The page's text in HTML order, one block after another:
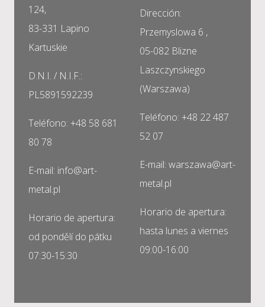
124,
83-331 Lapino
Kartuskie
D.N.I. / N.I.F.:
PL5891592239
Teléfono: +48 58 681
80 78
E-mail: info@art-
metal.pl
Horario de apertura:
od pondělí do pátku
07:30-15:30
Dirección:
Przemyslowa 6 ,
05-082 Blizne
Laszczynskiego
(Warszawa)
Teléfono: +48 22 487
52 07
E-mail: warszawa@art-
metal.pl
Horario de apertura:
hasta lunes a viernes
09:00-16:00